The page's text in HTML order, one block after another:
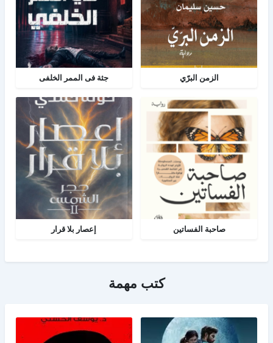
الزمن البرّي جثة فى الممر الخلفى
صاحبة الفساتين إعصار بلا قرار
كتب مهمة